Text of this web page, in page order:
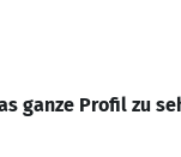
ganze Profil zu